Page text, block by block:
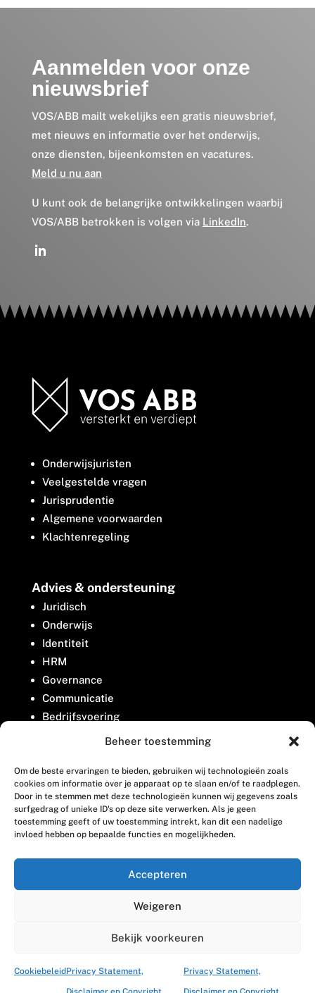
Beheer toestemming
Om de beste ervaringen te bieden, gebruiken wij technologieën zoals
cookies om informatie over je apparaat op te slaan en/of te raadplegen.
Door in te stemmen met deze technologieën kunnen wij gegevens zoals
surfgedrag of unieke ID's op deze site verwerken. Als je geen
toestemming geeft of uw toestemming intrekt, kan dit een nadelige
invloed hebben op bepaalde functies en mogelijkheden.
Accepteren
Weigeren
Bekijk voorkeuren
CookiebeleidPrivacy Statement, Privacy Statement,
Aanmelden voor onze
nieuwsbrief
VOS/ABB mailt wekelijks een gratis nieuwsbrief,
met nieuws en informatie over het onderwijs,
onze diensten, bijeenkomsten en vacatures.
Meld u nu aan
U kunt ook de belangrijke ontwikkelingen waarbij
VOS/ABB betrokken is volgen via LinkedIn.
Onderwijsjuristen
Veelgestelde vragen
Jurisprudentie
Algemene voorwaarden
Klachtenregeling
Advies & ondersteuning
Juridisch
Onderwijs
Identiteit
HRM
Governance
Communicatie
Bedrijfsvoering
Belangenbehartiging
Contact
Houttuinlaan 8
3447 GM Woerden